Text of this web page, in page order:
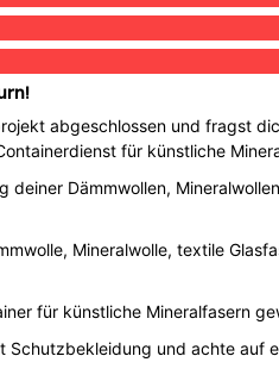
abgeschlossen und fragst
für künstliche
Dämmwollen,
Mineralwolle, textile
für künstliche Mineralfasern
Schutzbekleidung und achte auf